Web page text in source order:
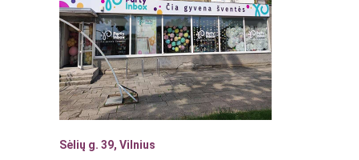
Sėlių g. 39, Vilnius